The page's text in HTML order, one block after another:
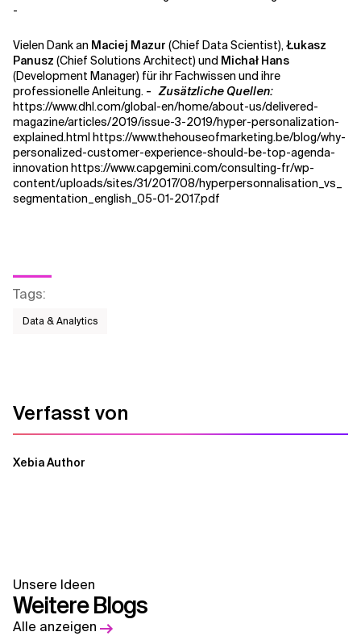
-
Vielen Dank an Maciej Mazur (Chief Data Scientist),Łukasz
Panusz (Chief Solutions Architect) und Michał Hans
(Development Manager) für ihr Fachwissen und ihre
professionelle Anleitung. - Zusätzliche Quellen:
https://www.dhl.com/global-en/home/about-us/delivered-
magazine/articles/2019/issue-3-2019/hyper-personalization-
explained.html https://www.thehouseofmarketing.be/blog/why-
personalized-customer-experience-should-be-top-agenda-
innovation https://www.capgemini.com/consulting-fr/wp-
content/uploads/sites/31/2017/08/hyperpersonnalisation_vs_
segmentation_english_05-01-2017.pdf
Tags:
Data & Analytics
Verfasst von
Xebia Author
Unsere Ideen
Weitere Blogs
Alle anzeigen